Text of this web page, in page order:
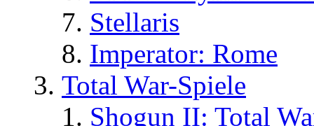
Stellaris
Imperator: Rome
Total War-Spiele
Shogun II: Total